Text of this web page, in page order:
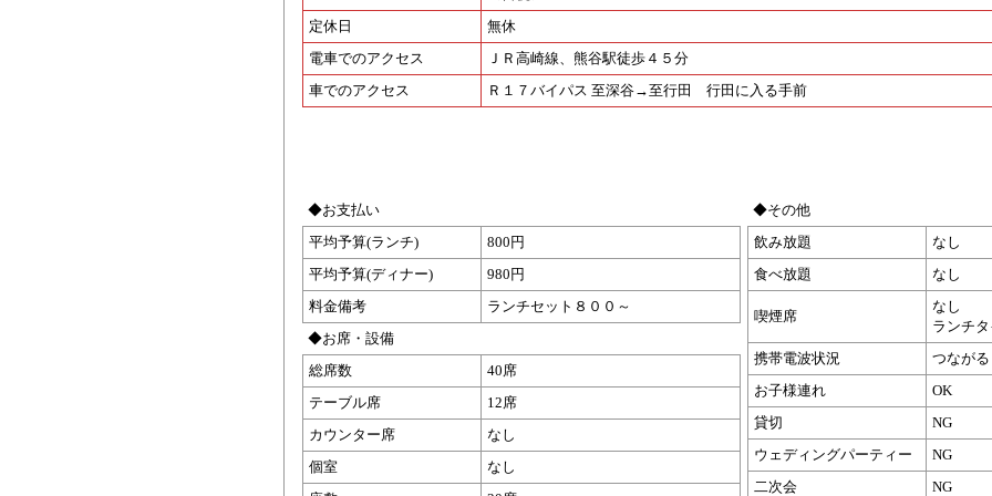
定休日
無休
電車でのアクセス
ＪＲ高崎線、熊谷駅徒歩４５分
車でのアクセス
Ｒ１７バイパス 至深谷→至行田 行田に入る手前
◆お支払い
平均予算(ランチ)
800円
平均予算(ディナー)
980円
料金備考
ランチセット８００～
◆お席・設備
総席数
40席
テーブル席
12席
カウンター席
なし
個室
なし
◆その他
飲み放題
なし
食べ放題
なし
喫煙席
なし
ランチ
携帯電波状況
つながる
お子様連れ
OK
貸切
NG
ウェディングパーティー
NG
二次会
NG